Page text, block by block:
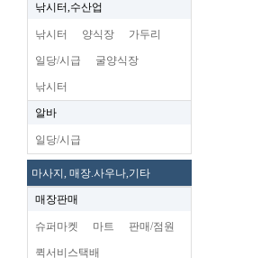
낚시터,수산업
낚시터 양식장 가두리
일당/시급 굴양식장
낚시터
알바
일당/시급
마사지, 매장.사우나,기타
매장판매
슈퍼마켓 마트 판매/점원
퀵서비스택배